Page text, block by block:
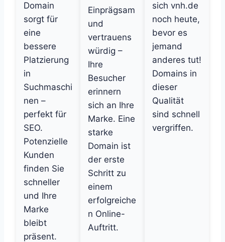
Domain
sorgt für
eine
bessere
Platzierung
in
Suchmaschi
nen –
perfekt für
SEO.
Potenzielle
Kunden
finden Sie
schneller
und Ihre
Marke
bleibt
präsent.
Einprägsam
und
vertrauens
würdig –
Ihre
Besucher
erinnern
sich an Ihre
Marke. Eine
starke
Domain ist
der erste
Schritt zu
einem
erfolgreiche
n Online-
Auftritt.
sich vnh.de
noch heute,
bevor es
jemand
anderes tut!
Domains in
dieser
Qualität
sind schnell
vergriffen.